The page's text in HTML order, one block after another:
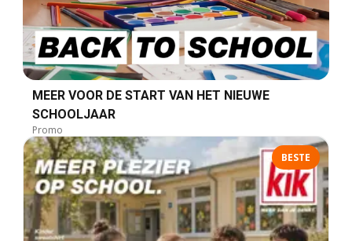
MEER VOOR DE START VAN HET NIEUWE
SCHOOLJAAR
Promo
BESTE